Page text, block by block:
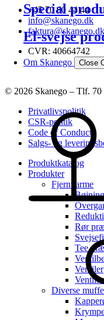
Special
El-svejse
Om Skanego Close
+45 70 60 44 44
info@skanego.dk
faktura@skanego.dk
CVR: 40664742
© 2026 Skanego – Tlf. 70
Privatlivspolitik
CSR-politik
Code of Conduct
Salgs- og
Produktkatalog
Produkter
Fjernvarme
Rør
Tee
Ventiler
Diverse